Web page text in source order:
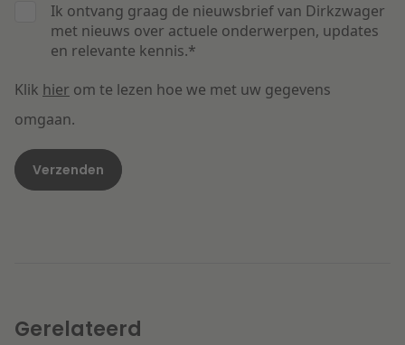
Ik ontvang graag de nieuwsbrief van Dirkzwager
met nieuws over actuele onderwerpen, updates
en relevante kennis.*
Klik hier om te lezen hoe we met uw gegevens
omgaan.
Gerelateerd